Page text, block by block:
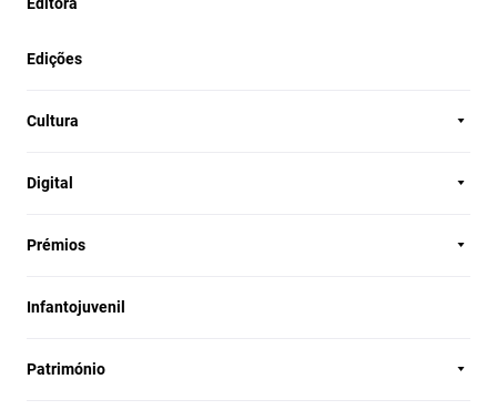
Editora
Edições
Cultura
Digital
Prémios
Infantojuvenil
Património